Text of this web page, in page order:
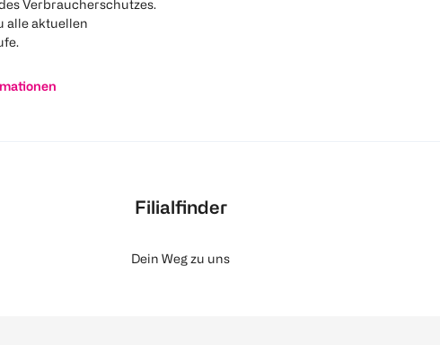
Verbraucherschutzes.
alle aktuellen
Filialfinder
Dein Weg zu uns